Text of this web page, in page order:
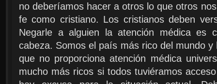
no deberíamos hacer a otros lo que otros
fe como cristiano. Los cristianos deben
Negarle a alguien la atención médica es
cabeza. Somos el país más rico del mundo y
que no proporciona atención médica
mucho más ricos si todos tuviéramos